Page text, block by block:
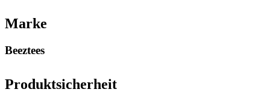
Marke
Beeztees
Produktsicherheit